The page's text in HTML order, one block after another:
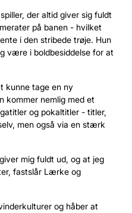
der altid giver sig fuldt
på banen - hvilket
i den stribede trøje. Hun
være i boldbesiddelse for at
kunne tage en ny
kommer nemlig med et
og pokaltitler - titler,
men også via en stærk
mig fuldt ud, og at jeg
fastslår Lærke og
og håber at